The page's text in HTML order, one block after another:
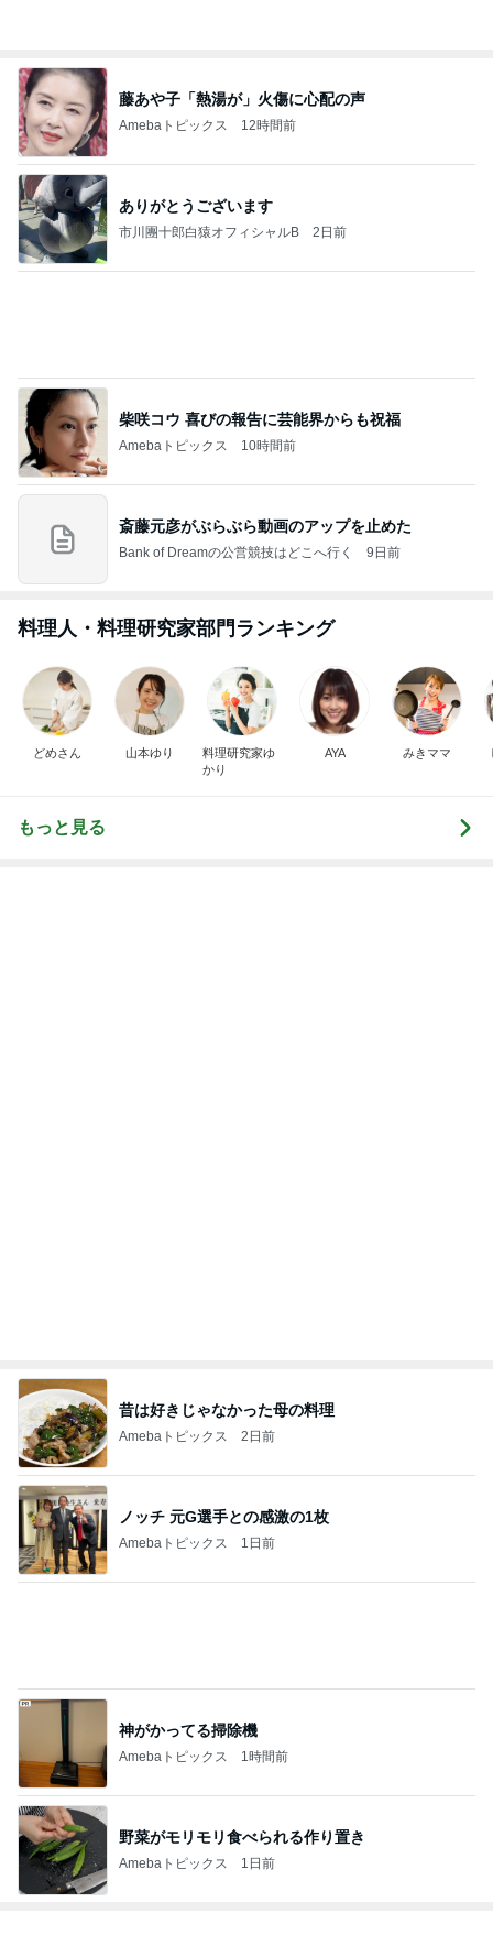
藤あや子「熱湯が」火傷に心配の声
Amebaトピックス 12時間前
ありがとうございます
市川團十郎白猿オフィシャルB 2日前
柴咲コウ 喜びの報告に芸能界からも祝福
Amebaトピックス 10時間前
斎藤元彦がぶらぶら動画のアップを止めた
Bank of Dreamの公営競技はどこへ行く 9日前
料理人・料理研究家部門ランキング
どめさん 山本ゆり
料理研究家ゆ
かり
AYA みきママ
もっと見る
昔は好きじゃなかった母の料理
Amebaトピックス 2日前
ノッチ 元G選手との感激の1枚
Amebaトピックス 1日前
神がかってる掃除機
Amebaトピックス 1時間前
野菜がモリモリ食べられる作り置き
Amebaトピックス 1日前